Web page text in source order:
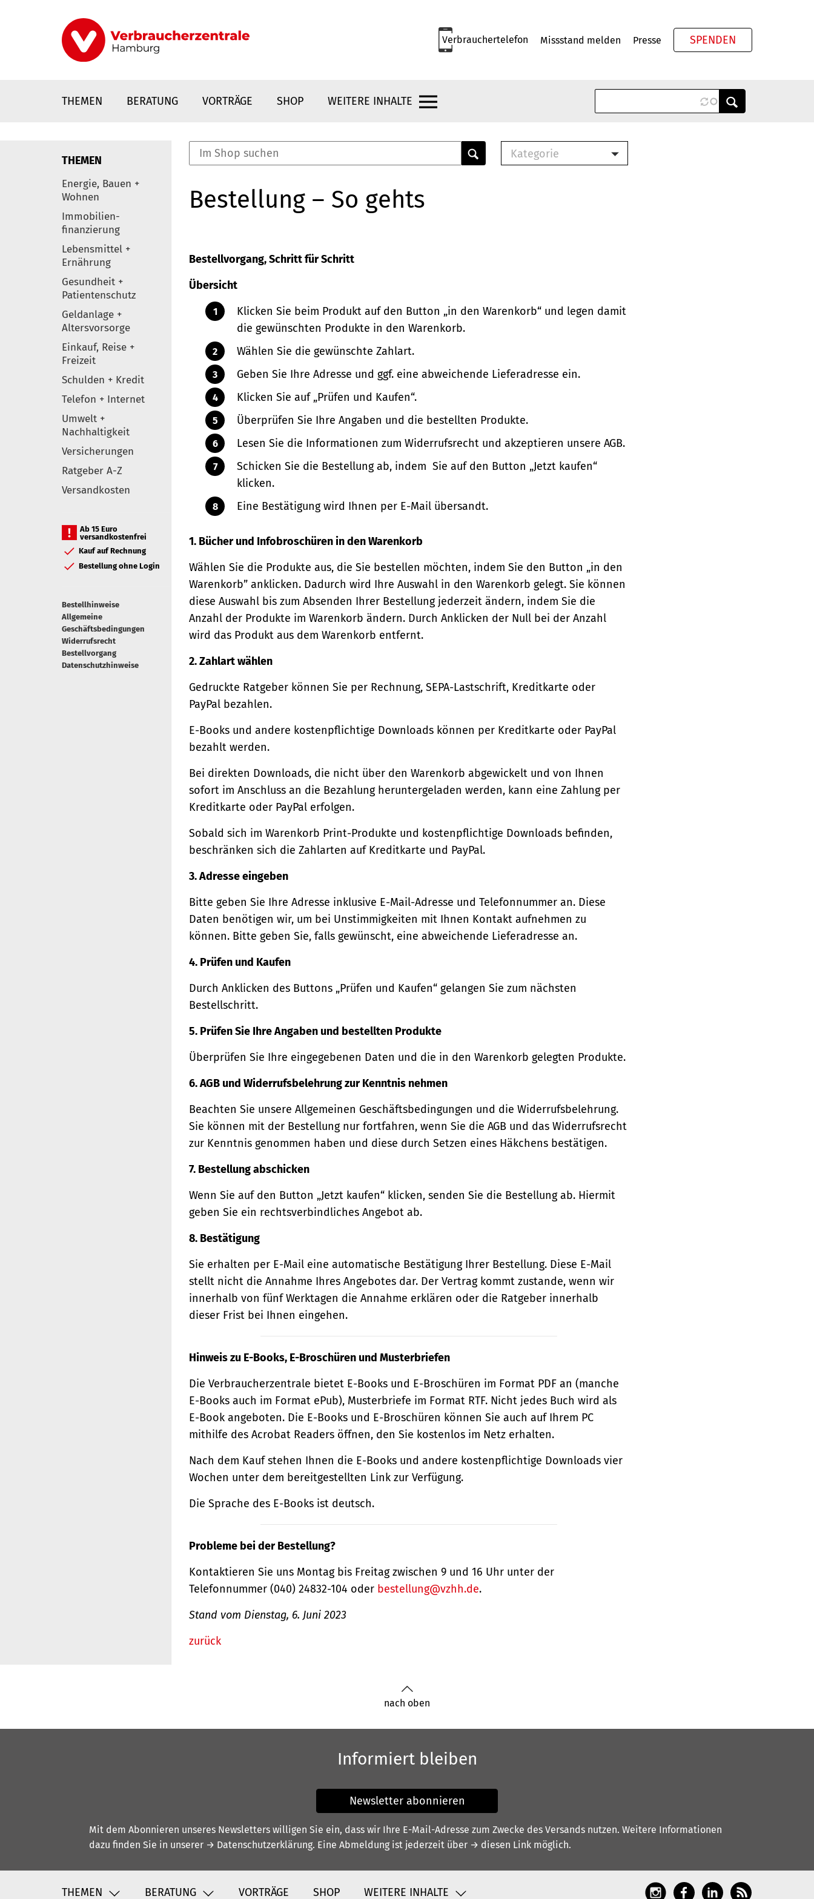
Verbrauchertelefon Missstand melden Presse SPENDEN
THEMEN BERATUNG VORTRÄGE SHOP WEITERE INHALTE
Elemente
THEMEN
Energie, Bauen +
Wohnen
Immobilien-
finanzierung
Lebensmittel +
Ernährung
Gesundheit +
Patientenschutz
Geldanlage +
Altersvorsorge
Einkauf, Reise +
Freizeit
Schulden + Kredit
Telefon + Internet
Umwelt +
Nachhaltigkeit
Versicherungen
Ratgeber A-Z
Versandkosten
Ab 15 Euro
versandkostenfrei
Kauf auf Rechnung
Bestellung ohne Login
Bestellhinweise
Allgemeine
Geschäftsbedingungen
Widerrufsrecht
Bestellvorgang
Datenschutzhinweise
Kategorie
Bestellung – So gehts
Bestellvorgang, Schritt für Schritt
Übersicht
Klicken Sie beim Produkt auf den Button „in den Warenkorb“ und legen damit
die gewünschten Produkte in den Warenkorb.
Wählen Sie die gewünschte Zahlart.
Geben Sie Ihre Adresse und ggf. eine abweichende Lieferadresse ein.
Klicken Sie auf „Prüfen und Kaufen“.
Überprüfen Sie Ihre Angaben und die bestellten Produkte.
Lesen Sie die Informationen zum Widerrufsrecht und akzeptieren unsere AGB.
Schicken Sie die Bestellung ab, indem Sie auf den Button „Jetzt kaufen“
klicken.
Eine Bestätigung wird Ihnen per E-Mail übersandt.
1. Bücher und Infobroschüren in den Warenkorb
Wählen Sie die Produkte aus, die Sie bestellen möchten, indem Sie den Button „in den
Warenkorb” anklicken. Dadurch wird Ihre Auswahl in den Warenkorb gelegt. Sie können
diese Auswahl bis zum Absenden Ihrer Bestellung jederzeit ändern, indem Sie die
Anzahl der Produkte im Warenkorb ändern. Durch Anklicken der Null bei der Anzahl
wird das Produkt aus dem Warenkorb entfernt.
2. Zahlart wählen
Gedruckte Ratgeber können Sie per Rechnung, SEPA-Lastschrift, Kreditkarte oder
PayPal bezahlen.
E-Books und andere kostenpflichtige Downloads können per Kreditkarte oder PayPal
bezahlt werden.
Bei direkten Downloads, die nicht über den Warenkorb abgewickelt und von Ihnen
sofort im Anschluss an die Bezahlung heruntergeladen werden, kann eine Zahlung per
Kreditkarte oder PayPal erfolgen.
Sobald sich im Warenkorb Print-Produkte und kostenpflichtige Downloads befinden,
beschränken sich die Zahlarten auf Kreditkarte und PayPal.
3. Adresse eingeben
Bitte geben Sie Ihre Adresse inklusive E-Mail-Adresse und Telefonnummer an. Diese
Daten benötigen wir, um bei Unstimmigkeiten mit Ihnen Kontakt aufnehmen zu
können. Bitte geben Sie, falls gewünscht, eine abweichende Lieferadresse an.
4. Prüfen und Kaufen
Durch Anklicken des Buttons „Prüfen und Kaufen“ gelangen Sie zum nächsten
Bestellschritt.
5. Prüfen Sie Ihre Angaben und bestellten Produkte
Überprüfen Sie Ihre eingegebenen Daten und die in den Warenkorb gelegten Produkte.
6. AGB und Widerrufsbelehrung zur Kenntnis nehmen
Beachten Sie unsere Allgemeinen Geschäftsbedingungen und die Widerrufsbelehrung.
Sie können mit der Bestellung nur fortfahren, wenn Sie die AGB und das Widerrufsrecht
zur Kenntnis genommen haben und diese durch Setzen eines Häkchens bestätigen.
7. Bestellung abschicken
Wenn Sie auf den Button „Jetzt kaufen“ klicken, senden Sie die Bestellung ab. Hiermit
geben Sie ein rechtsverbindliches Angebot ab.
8. Bestätigung
Sie erhalten per E-Mail eine automatische Bestätigung Ihrer Bestellung. Diese E-Mail
stellt nicht die Annahme Ihres Angebotes dar. Der Vertrag kommt zustande, wenn wir
innerhalb von fünf Werktagen die Annahme erklären oder die Ratgeber innerhalb
dieser Frist bei Ihnen eingehen.
Hinweis zu E-Books, E-Broschüren und Musterbriefen
Die Verbraucherzentrale bietet E-Books und E-Broschüren im Format PDF an (manche
E-Books auch im Format ePub), Musterbriefe im Format RTF. Nicht jedes Buch wird als
E-Book angeboten. Die E-Books und E-Broschüren können Sie auch auf Ihrem PC
mithilfe des Acrobat Readers öffnen, den Sie kostenlos im Netz erhalten.
Nach dem Kauf stehen Ihnen die E-Books und andere kostenpflichtige Downloads vier
Wochen unter dem bereitgestellten Link zur Verfügung.
Die Sprache des E-Books ist deutsch.
Probleme bei der Bestellung?
Kontaktieren Sie uns Montag bis Freitag zwischen 9 und 16 Uhr unter der
Telefonnummer (040) 24832-104 oder bestellung@vzhh.de.
Stand vom Dienstag, 6. Juni 2023
zurück
nach oben
Informiert bleiben
Newsletter abonnieren
Mit dem Abonnieren unseres Newsletters willigen Sie ein, dass wir Ihre E-Mail-Adresse zum Zwecke des Versands nutzen. Weitere Informationen
dazu finden Sie in unserer → Datenschutzerklärung. Eine Abmeldung ist jederzeit über → diesen Link möglich.
THEMEN BERATUNG VORTRÄGE SHOP WEITERE INHALTE